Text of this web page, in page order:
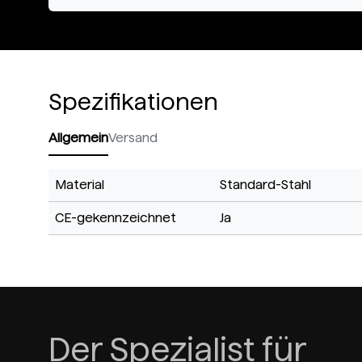
Spezifikationen
AllgemeinVersand
Material Standard-Stahl
CE-gekennzeichnet Ja
Der Spezialist für